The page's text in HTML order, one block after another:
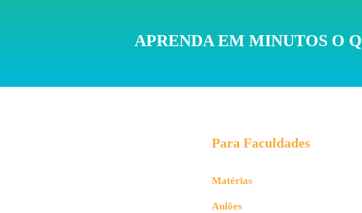
APRENDA EM MINUTOS O
Para Faculdades
Matérias
Aulões